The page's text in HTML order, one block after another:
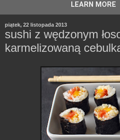
piątek, 22 listopada 2013
sushi z wędzonym
karmelizowaną
LEARN MORE